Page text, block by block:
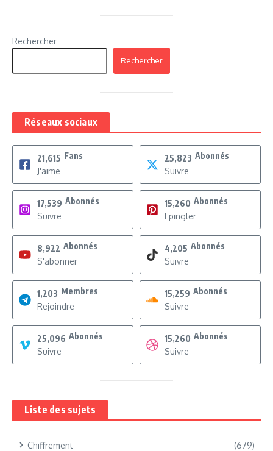
Rechercher
Rechercher
Réseaux sociaux
21,615 Fans
J'aime
25,823 Abonnés
Suivre
17,539 Abonnés
Suivre
15,260 Abonnés
Epingler
8,922 Abonnés
S'abonner
4,205 Abonnés
Suivre
1,203 Membres
Rejoindre
15,259 Abonnés
Suivre
25,096 Abonnés
Suivre
15,260 Abonnés
Suivre
Liste des sujets
Chiffrement (679)